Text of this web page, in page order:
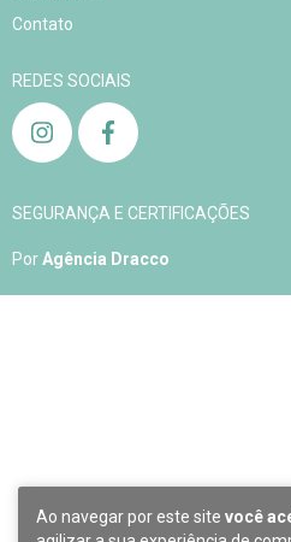
Ao navegar por este site você
Contato
REDES SOCIAIS
SEGURANÇA E CERTIFICAÇÕES
PorAgência Dracco